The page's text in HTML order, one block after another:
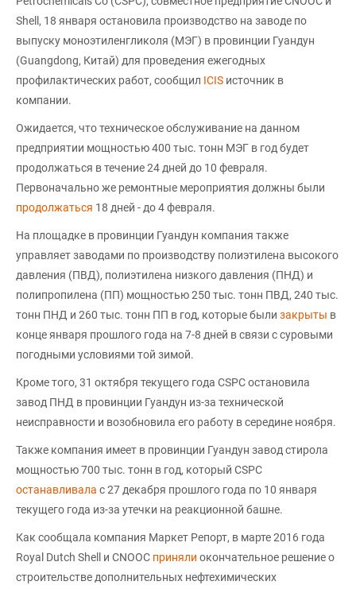
Shell, 18 января остановила производство на заводе по
выпуску моноэтиленгликоля (МЭГ) в провинции Гуандун
(Guangdong, Китай) для проведения ежегодных
профилактических работ, сообщил ICIS источник в
компании.
Ожидается, что техническое обслуживание на данном
предприятии мощностью 400 тыс. тонн МЭГ в год будет
продолжаться в течение 24 дней до 10 февраля.
Первоначально же ремонтные мероприятия должны были
продолжаться 18 дней - до 4 февраля.
На площадке в провинции Гуандун компания также
управляет заводами по производству полиэтилена высокого
давления (ПВД), полиэтилена низкого давления (ПНД) и
полипропилена (ПП) мощностью 250 тыс. тонн ПВД, 240 тыс.
тонн ПНД и 260 тыс. тонн ПП в год, которые были закрыты в
конце января прошлого года на 7-8 дней в связи с суровыми
погодными условиями той зимой.
Кроме того, 31 октября текущего года CSPC остановила
завод ПНД в провинции Гуандун из-за технической
неисправности и возобновила его работу в середине ноября.
Также компания имеет в провинции Гуандун завод стирола
мощностью 700 тыс. тонн в год, который CSPC
останавливала с 27 декабря прошлого года по 10 января
текущего года из-за утечки на реакционной башне.
Как сообщала компания Маркет Репорт, в марте 2016 года
Royal Dutch Shell и CNOOC приняли окончательное решение о
строительстве дополнительных нефтехимических